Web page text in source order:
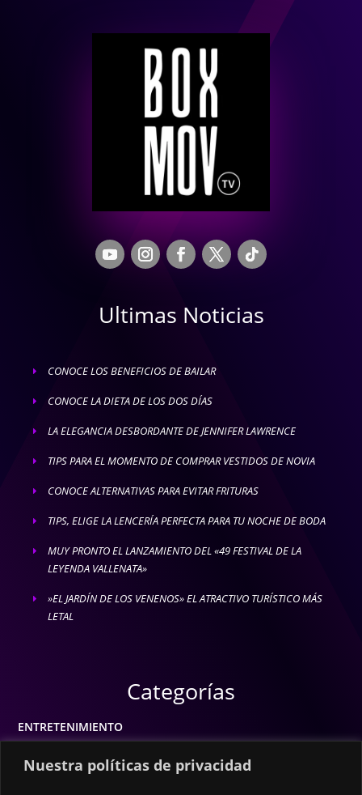
Nuestra políticas de privacidad
Ultimas Noticias
E CONOCE LOS BENEFICIOS DE BAILAR
E CONOCE LA DIETA DE LOS DOS DÍAS
E LA ELEGANCIA DESBORDANTE DE JENNIFER LAWRENCE
E TIPS PARA EL MOMENTO DE COMPRAR VESTIDOS DE NOVIA
E CONOCE ALTERNATIVAS PARA EVITAR FRITURAS
E TIPS, ELIGE LA LENCERÍA PERFECTA PARA TU NOCHE DE BODA
E
MUY PRONTO EL LANZAMIENTO DEL «49 FESTIVAL DE LA
LEYENDA VALLENATA»
E
»EL JARDÍN DE LOS VENENOS» EL ATRACTIVO TURÍSTICO MÁS
LETAL
Categorías
ENTRETENIMIENTO